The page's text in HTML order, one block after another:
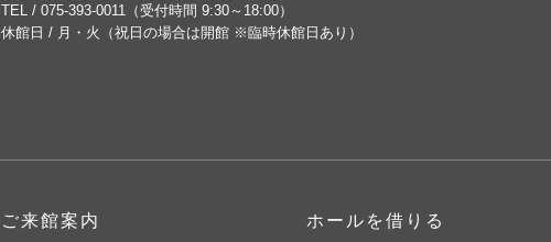
TEL / 075-393-0011
（受付時間 9:30～18:00）
休館日 / 月・火（祝日の場合は開館 ※臨時休館日あり）
ご来館案内 ホールを借りる